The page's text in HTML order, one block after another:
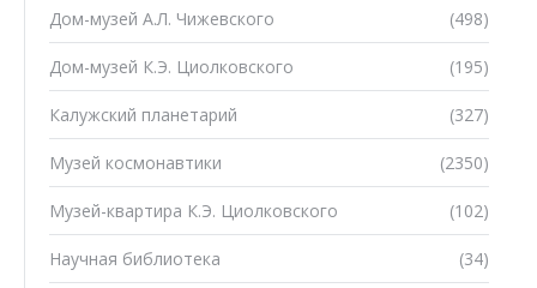
(498)
Дом-музей А.Л. Чижевского
(195)
Дом-музей К.Э. Циолковского
(327)
Калужский планетарий
(2350)
Музей космонавтики
(102)
Музей-квартира К.Э. Циолковского
(34)
Научная библиотека